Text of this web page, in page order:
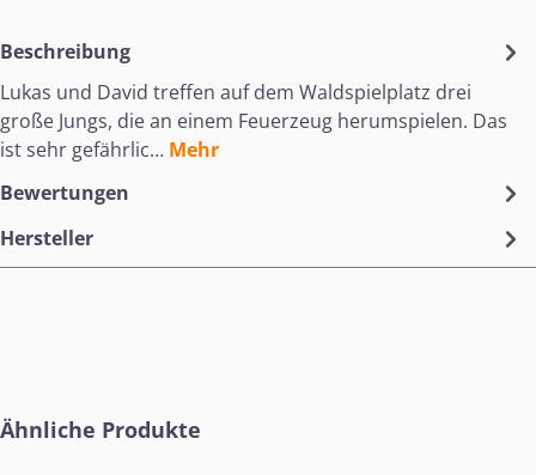
Beschreibung
Lukas und David treffen auf dem Waldspielplatz drei
große Jungs, die an einem Feuerzeug herumspielen. Das
ist sehr gefährlic… Mehr
Bewertungen
Hersteller
Produktgalerie überspringen
Ähnliche Produkte